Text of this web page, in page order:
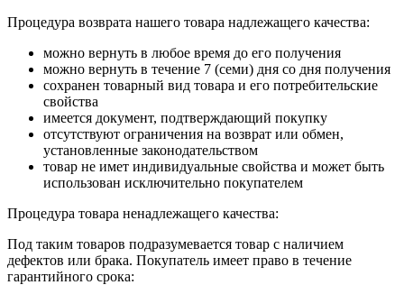
Процедура возврата нашего товара надлежащего качества:
можно вернуть в любое время до его получения
можно вернуть в течение 7 (семи) дня со дня получения
сохранен товарный вид товара и его потребительские
свойства
имеется документ, подтверждающий покупку
отсутствуют ограничения на возврат или обмен,
установленные законодательством
товар не имет индивидуальные свойства и может быть
использован исключительно покупателем
Процедура товара ненадлежащего качества:
Под таким товаров подразумевается товар с наличием
дефектов или брака. Покупатель имеет право в течение
гарантийного срока: